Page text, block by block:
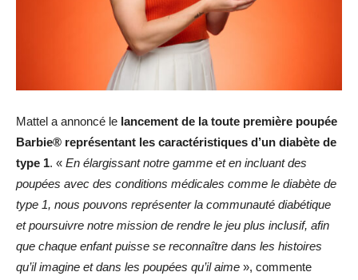
Mattel a annoncé le lancement de la toute première poupée
Barbie® représentant les caractéristiques d’un diabète de
type 1. « En élargissant notre gamme et en incluant des
poupées avec des conditions médicales comme le diabète de
type 1, nous pouvons représenter la communauté diabétique
et poursuivre notre mission de rendre le jeu plus inclusif, afin
que chaque enfant puisse se reconnaître dans les histoires
qu’il imagine et dans les poupées qu’il aime », commente